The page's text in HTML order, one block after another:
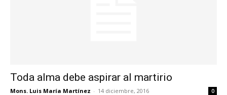
Toda alma debe aspirar al martirio
Mons. Luis María Martínez - 14 diciembre, 2016 0